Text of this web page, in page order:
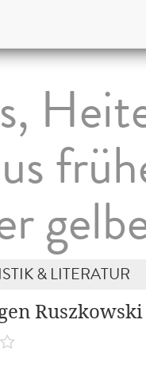
& LITERATUR
Ruszkowski